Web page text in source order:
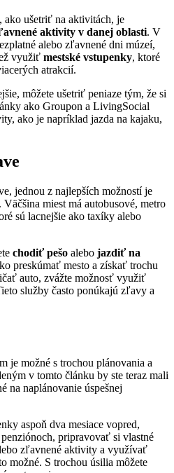
ako ušetriť na aktivitách, je
aktivity v danej oblasti. V
alebo zľavnené dni múzeí,
využiť mestské vstupenky, ktoré
atrakcií.
môžete ušetriť peniaze tým, že si
ako Groupon a LivingSocial
ako je napríklad jazda na kajaku,
jednou z najlepších možností je
. Väčšina miest má autobusové, metro
sú lacnejšie ako taxíky alebo
chodiť pešo alebo jazdiť na
preskúmať mesto a získať trochu
auto, zvážte možnosť využiť
služby často ponúkajú zľavy a
je možné s trochou plánovania a
v tomto článku by ste teraz mali
na naplánovanie úspešnej
aspoň dva mesiace vopred,
pripravovať si vlastné
zľavnené aktivity a využívať
možné. S trochou úsilia môžete